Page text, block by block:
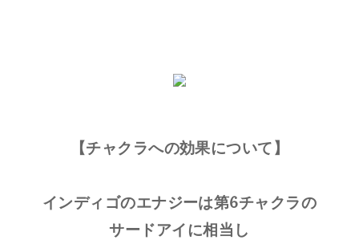
【チャクラへの効果について】
インディゴのエナジーは第6チャクラの
サードアイに相当し